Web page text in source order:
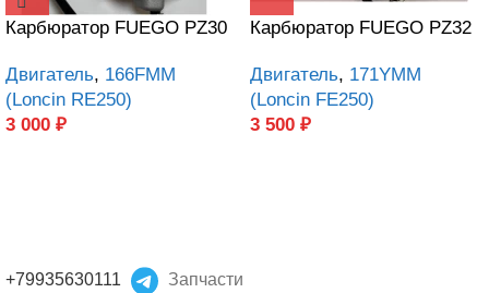
Карбюратор FUEGO PZ30
Двигатель, 166FMM
(Loncin RE250)
3 000 ₽
Карбюратор FUEGO PZ32
Двигатель, 171YMM
(Loncin FE250)
3 500 ₽
+79935630111
Запчасти